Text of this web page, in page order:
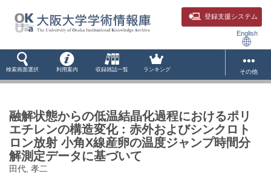
登録支援システム
English
検索画面選択 利用案内 収録雑誌一覧 ランキング その他
融解状態からの低温結晶化過程におけるポリ
エチレンの構造変化 : 赤外およびシンクロト
ロン放射 小角X線産卵の温度ジャンプ時間分
解測定データに基づいて
田代, 孝二